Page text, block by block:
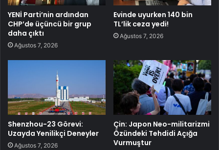
YENİ Parti’nin ardından
CHP’de üçüncü bir grup
daha çıktı
Ağustos 7, 2026
Evinde uyurken 140 bin
TL’lik ceza yedi!
Ağustos 7, 2026
Shenzhou-23 Görevi:
Uzayda Yenilikçi Deneyler
Ağustos 7, 2026
Çin: Japon Neo-militarizmi
Özündeki Tehdidi Açığa
Vurmuştur